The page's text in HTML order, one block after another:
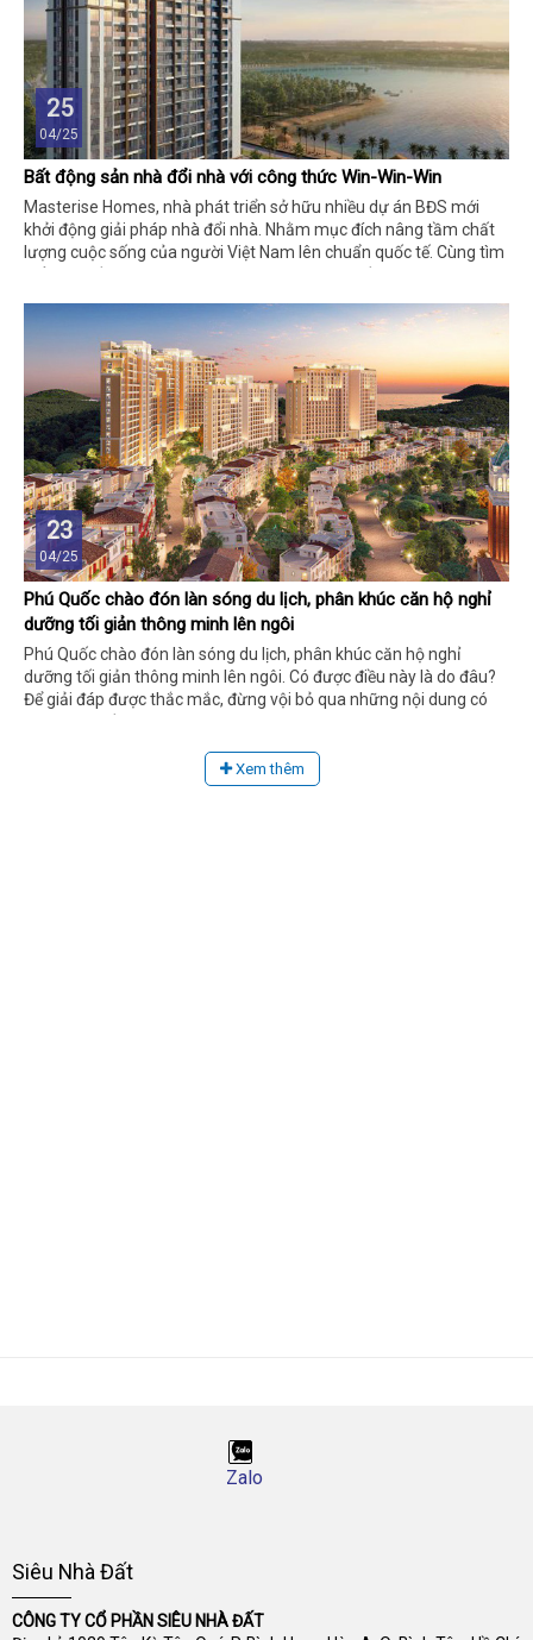
25
04/25
Bất động sản nhà đổi nhà với công thức Win-Win-Win
Masterise Homes, nhà phát triển sở hữu nhiều dự án BĐS mới
khởi động giải pháp nhà đổi nhà. Nhằm mục đích nâng tầm chất
lượng cuộc sống của người Việt Nam lên chuẩn quốc tế. Cùng tìm
23
04/25
Phú Quốc chào đón làn sóng du lịch, phân khúc căn hộ nghỉ
dưỡng tối giản thông minh lên ngôi
Phú Quốc chào đón làn sóng du lịch, phân khúc căn hộ nghỉ
dưỡng tối giản thông minh lên ngôi. Có được điều này là do đâu?
Để giải đáp được thắc mắc, đừng vội bỏ qua những nội dung có
Xem thêm
Zalo
Siêu Nhà Đất
CÔNG TY CỔ PHẦN SIÊU NHÀ ĐẤT